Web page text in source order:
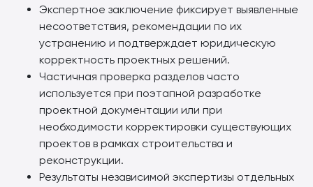
Экспертное заключение фиксирует выявленные
несоответствия, рекомендации по их
устранению и подтверждает юридическую
корректность проектных решений.
Частичная проверка разделов часто
используется при поэтапной разработке
проектной документации или при
необходимости корректировки существующих
проектов в рамках строительства и
реконструкции.
Результаты независимой экспертизы отдельных